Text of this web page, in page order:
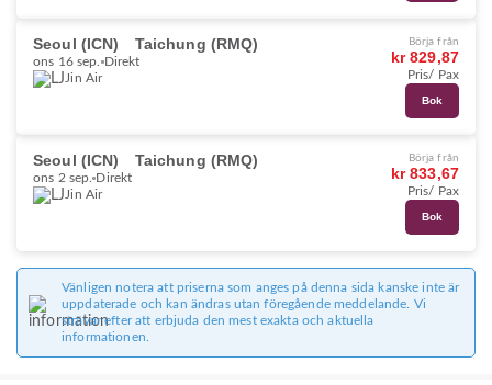
Seoul (ICN) Taichung (RMQ)
ons 16 sep. Direkt
Jin Air
Börja från
kr 829,87
Pris/ Pax
Bok
Seoul (ICN) Taichung (RMQ)
ons 2 sep. Direkt
Jin Air
Börja från
kr 833,67
Pris/ Pax
Bok
Vänligen notera att priserna som anges på denna sida kanske inte är
uppdaterade och kan ändras utan föregående meddelande. Vi
strävar efter att erbjuda den mest exakta och aktuella
informationen.